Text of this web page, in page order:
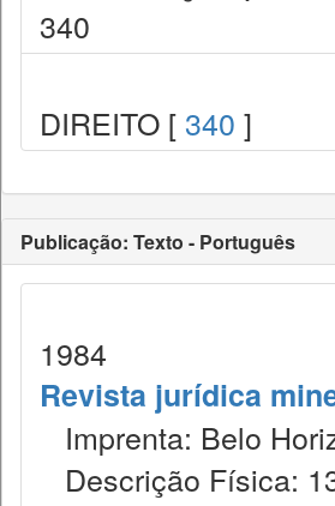
340
DIREITO [ 340 ]
Publicação: Texto - Português
1984
Revista jurídica
Imprenta: Belo
Descrição Física: